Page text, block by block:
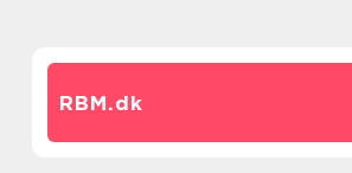
RBM.dk